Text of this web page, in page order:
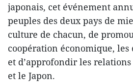
japonais, cet événement
peuples des deux pays de
culture de chacun, de
coopération économique, les
et d’approfondir les
et le Japon.